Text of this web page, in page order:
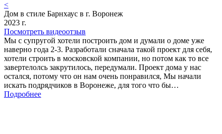
<
Дом в стиле Барнхаус в г. Воронеж
2023 г.
Посмотреть видеоотзыв
Мы с супругой хотели построить дом и думали о доме уже
наверно года 2-3. Разработали сначала такой проект для себя,
хотели строить в московской компании, но потом как то все
завертелолсь закрутилось, передумали. Проект дома у нас
остался, потому что он нам очень понравился, Мы начали
искать подрядчиков в Воронеже, для того что бы…
Подробнее